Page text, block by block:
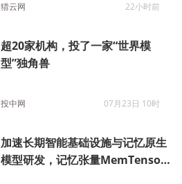
猎云网 22小时前
超20家机构，投了一家“世界模
型”独角兽
投中网 07月23日 10时
加速长期智能基础设施与记忆原生
模型研发，记忆张量MemTensor